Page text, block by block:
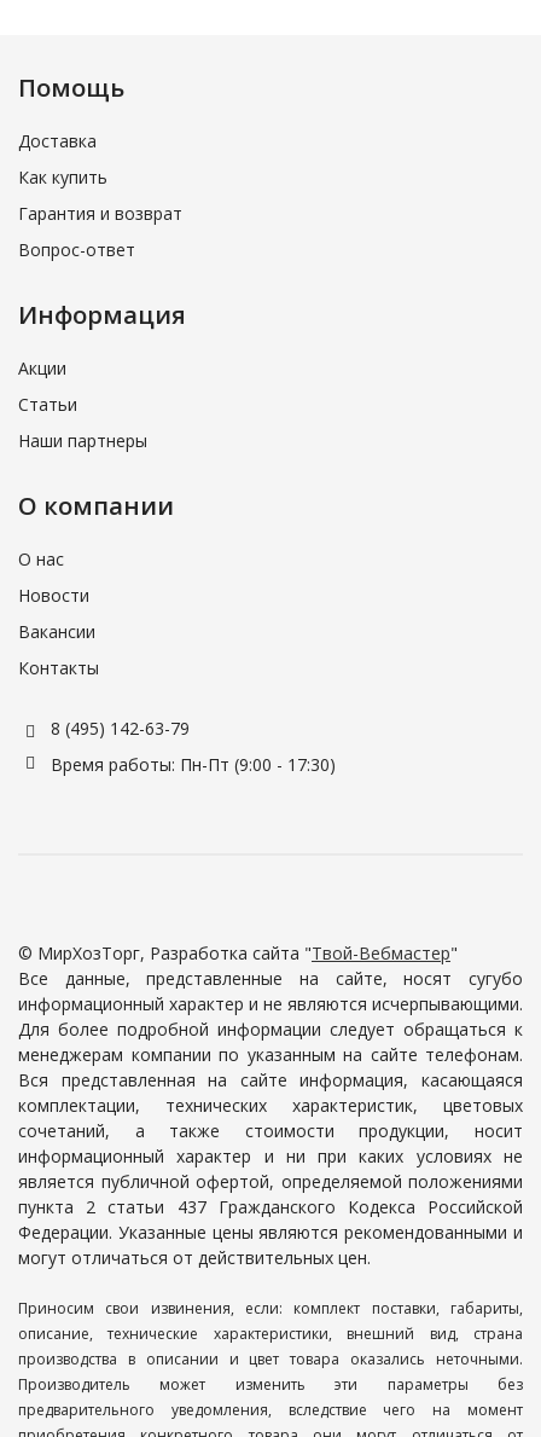
Помощь
Доставка
Как купить
Гарантия и возврат
Вопрос-ответ
Информация
Акции
Статьи
Наши партнеры
О компании
О нас
Новости
Вакансии
Контакты
8 (495) 142-63-79
Время работы: Пн-Пт (9:00 - 17:30)
© МирХозТорг, Разработка сайта "Твой-Вебмастер"
Все данные, представленные на сайте, носят сугубо
информационный характер и не являются исчерпывающими.
Для более подробной информации следует обращаться к
менеджерам компании по указанным на сайте телефонам.
Вся представленная на сайте информация, касающаяся
комплектации, технических характеристик, цветовых
сочетаний, а также стоимости продукции, носит
информационный характер и ни при каких условиях не
является публичной офертой, определяемой положениями
пункта 2 статьи 437 Гражданского Кодекса Российской
Федерации. Указанные цены являются рекомендованными и
могут отличаться от действительных цен.
Приносим свои извинения, если: комплект поставки, габариты,
описание, технические характеристики, внешний вид, страна
производства в описании и цвет товара оказались неточными.
Производитель может изменить эти параметры без
предварительного уведомления, вследствие чего на момент